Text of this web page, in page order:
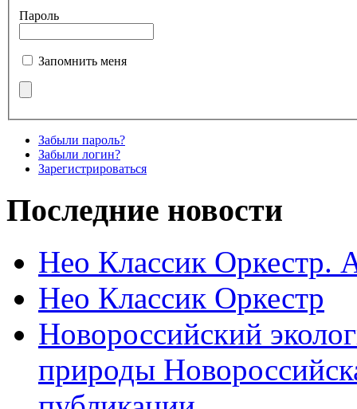
Пароль
Запомнить меня
Забыли пароль?
Забыли логин?
Зарегистрироваться
Последние новости
Нео Классик Оркестр.
Нео Классик Оркестр
Новороссийский
природы